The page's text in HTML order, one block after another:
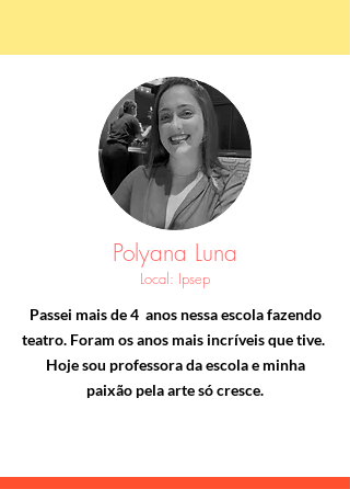
Polyana Luna
Local: Ipsep
Passei mais de 4 anos nessa escola fazendo
teatro. Foram os anos mais incríveis que tive.
Hoje sou professora da escola e minha
paixão pela arte só cresce.